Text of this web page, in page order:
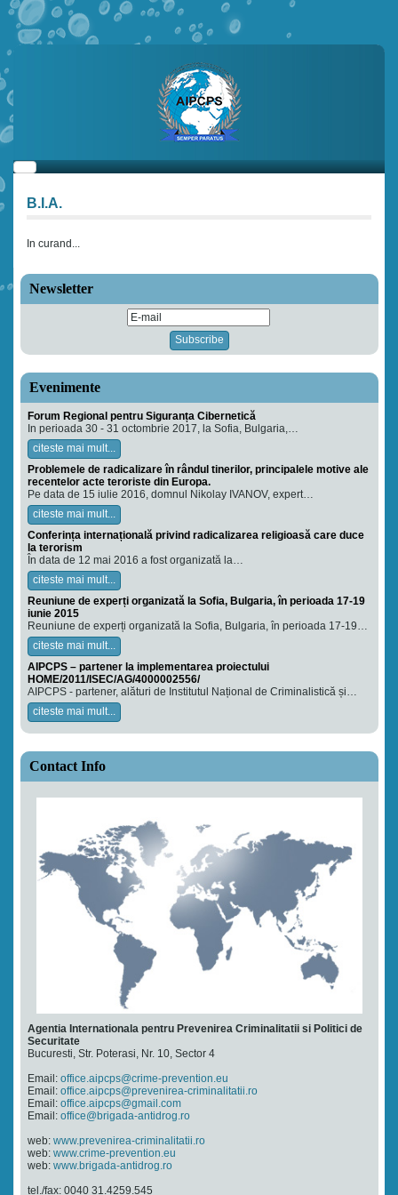
B.I.A.
In curand...
Newsletter
Evenimente
Forum Regional pentru Siguranța Cibernetică
In perioada 30 - 31 octombrie 2017, la Sofia, Bulgaria,…
citeste mai mult...
Problemele de radicalizare în rândul tinerilor, principalele motive ale
recentelor acte teroriste din Europa.
Pe data de 15 iulie 2016, domnul Nikolay IVANOV, expert…
citeste mai mult...
Conferința internațională privind radicalizarea religioasă care duce
la terorism
În data de 12 mai 2016 a fost organizată la…
citeste mai mult...
Reuniune de experți organizată la Sofia, Bulgaria, în perioada 17-19
iunie 2015
Reuniune de experți organizată la Sofia, Bulgaria, în perioada 17-19…
citeste mai mult...
AIPCPS – partener la implementarea proiectului
HOME/2011/ISEC/AG/4000002556/
AIPCPS - partener, alături de Institutul Național de Criminalistică și…
citeste mai mult...
Contact Info
Agentia Internationala pentru Prevenirea Criminalitatii si Politici de
Securitate
Bucuresti, Str. Poterasi, Nr. 10, Sector 4
Email: office.aipcps@crime-prevention.eu
Email: office.aipcps@prevenirea-criminalitatii.ro
Email: office.aipcps@gmail.com
Email: office@brigada-antidrog.ro
web: www.prevenirea-criminalitatii.ro
web: www.crime-prevention.eu
web: www.brigada-antidrog.ro
tel./fax: 0040 31.4259.545